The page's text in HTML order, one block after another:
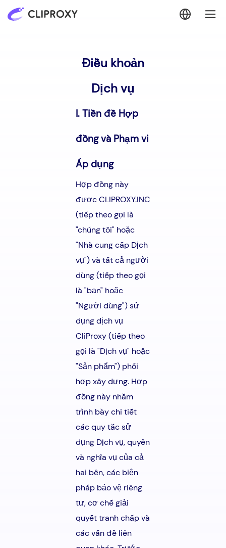
Điều khoản
Dịch vụ
I. Tiền đề Hợp
đồng và Phạm vi
Áp dụng
Hợp đồng này
được CLIPROXY.INC
(tiếp theo gọi là
"chúng tôi" hoặc
"Nhà cung cấp Dịch
vụ") và tất cả người
dùng (tiếp theo gọi
là "bạn" hoặc
"Người dùng") sử
dụng dịch vụ
CliProxy (tiếp theo
gọi là "Dịch vụ" hoặc
"Sản phẩm") phối
hợp xây dựng. Hợp
đồng này nhằm
trình bày chi tiết
các quy tắc sử
dụng Dịch vụ, quyền
và nghĩa vụ của cả
hai bên, các biện
pháp bảo vệ riêng
tư, cơ chế giải
quyết tranh chấp và
các vấn đề liên